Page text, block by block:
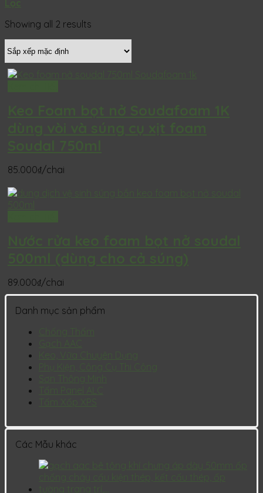
Showing all 2 results
Keo Foam bọt nở Soudafoam 1K
dùng vòi và súng cụ xịt foam
Soudal 750ml
85.000₫/chai
Nước rửa keo foam bọt nở soudal
500ml (dùng cho cả súng)
89.000₫/chai
Danh mục sản phẩm
Gạch AAC
Keo, Vữa Chuyên Dụng
Tấm Panel ALC
Các Mẫu khác